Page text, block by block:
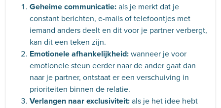
Geheime communicatie:als je merkt dat je
constant berichten, e-mails of telefoontjes met
iemand anders deelt en dit voor je partner verbergt,
kan dit een teken zijn.
Emotionele afhankelijkheid:wanneer je voor
emotionele steun eerder naar de ander gaat dan
naar je partner, ontstaat er een verschuiving in
prioriteiten binnen de relatie.
Verlangen naar exclusiviteit:als je het idee hebt